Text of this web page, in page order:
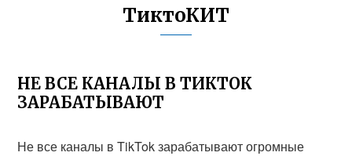
ТиктоКИТ
НЕ ВСЕ КАНАЛЫ В ТИКТОК
ЗАРАБАТЫВАЮТ
Не все каналы в TikTok зарабатывают огромные